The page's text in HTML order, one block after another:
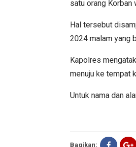
satu orang Korban
Hal tersebut
2024 malam yang
Kapolres
menuju ke tempat
Untuk nama dan
Bagikan: